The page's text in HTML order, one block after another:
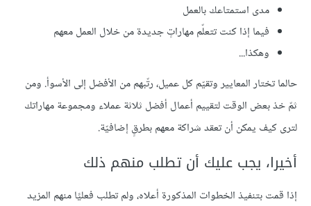
مدى استمتاعك بالعمل
فيما إذا كنت تتعلّم مهاراتٍ جديدة من خلال العمل معهم
وهكذا...
حالما تختار المعايير وتقيّم كل عميل، رتّبهم من الأفضل إلى الأسوأ. ومن
ثمّ خذ بعض الوقت لتقييم أعمال أفضل ثلاثة عملاء ومجموعة مهاراتك
لترى كيف يمكن أن تعقد شراكة معهم بطرقٍ إضافيّة.
أخيرا، يجب عليك أن تطلب منهم ذلك
إذا قمت بتنفيذ الخطوات المذكورة أعلاه، ولم تطلب فعليًا منهم المزيد